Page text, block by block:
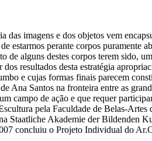
das imagens e dos objetos vem
estarmos perante corpos puramente
de alguns destes corpos terem sido,
dos resultados desta estratégia
e cujas formas finais parecem
Ana Santos na fronteira entre as
campo de ação e que requer
pela Faculdade de Belas-
Staatliche Akademie der Bildenden
concluiu o Projeto Individual do